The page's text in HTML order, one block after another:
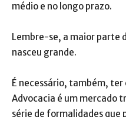
médio e no longo prazo.
Lembre-se, a maior parte
nasceu grande.
É necessário, também, ter
Advocacia é um mercado
série de formalidades que